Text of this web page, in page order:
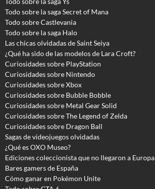
Todo sobre la saga Secret of Mana
Todo sobre Castlevania
Todo sobre la saga Halo
Las chicas olvidadas de Saint Seiya
¿Qué ha sido de las modelos de Lara Croft?
Curiosidades sobre PlayStation
Curiosidades sobre Nintendo
Curiosidades sobre Xbox
Curiosidades sobre Bubble Bobble
Curiosidades sobre Metal Gear Solid
Curiosidades sobre The Legend of Zelda
Curiosidades sobre Dragon Ball
Sagas de videojuegos olvidadas
¿Qué es OXO Museo?
Ediciones coleccionista que no llegaron a Europa
Bares gamers de España
Cómo ganar en Pokémon Unite